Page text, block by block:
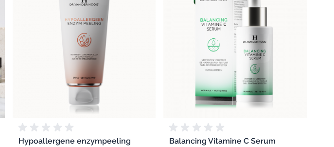
Hypoallergene enzympeeling
Balancing Vitamine C Serum